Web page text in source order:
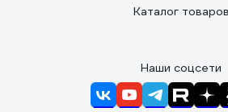
Каталог товаров
Наши соцсети